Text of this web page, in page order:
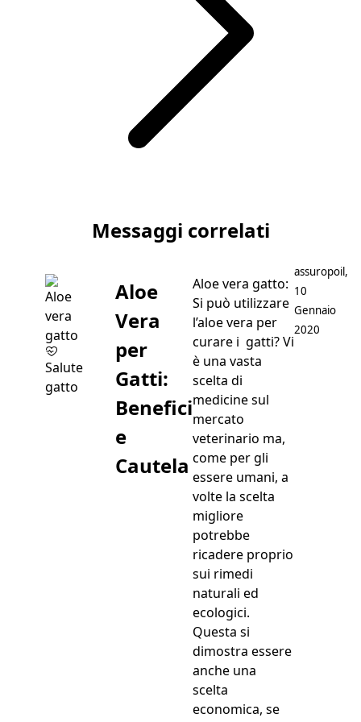
Messaggi correlati
Salute
gatto
Aloe
Vera
per
Gatti:
Benefici
e
Cautela
Aloe vera gatto:
Si può utilizzare
l’aloe vera per
curare i gatti? Vi
è una vasta
scelta di
medicine sul
mercato
veterinario ma,
come per gli
essere umani, a
volte la scelta
migliore
potrebbe
ricadere proprio
sui rimedi
naturali ed
ecologici.
Questa si
dimostra essere
anche una
scelta
economica, se
Postato da
assuropoil ,
10
Gennaio
2020